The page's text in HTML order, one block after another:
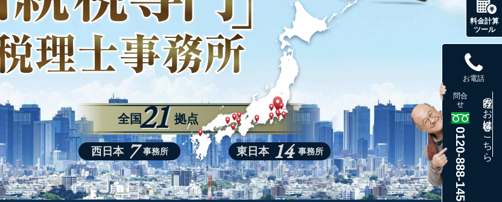
全国21 拠点
西日本 7 事務所 東日本 14 事務所
料金計算
ツール
お電話
問合
せ
0120-888-145
既存のお客様はこちら